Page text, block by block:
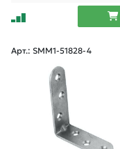
Арт.: SMM1-51828-4